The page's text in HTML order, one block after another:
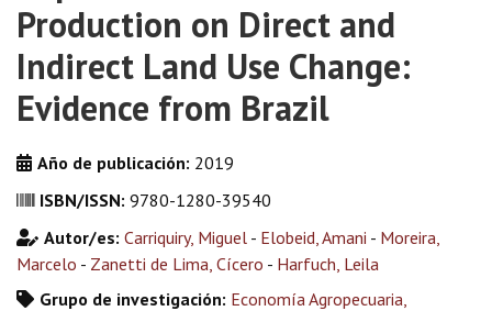
Production on Direct and
Indirect Land Use Change:
Evidence from Brazil
Año de publicación: 2019
ISBN/ISSN: 9780-1280-39540
Autor/es: Carriquiry, Miguel - Elobeid, Amani - Moreira,
Marcelo - Zanetti de Lima, Cícero - Harfuch, Leila
Grupo de investigación: Economía Agropecuaria,